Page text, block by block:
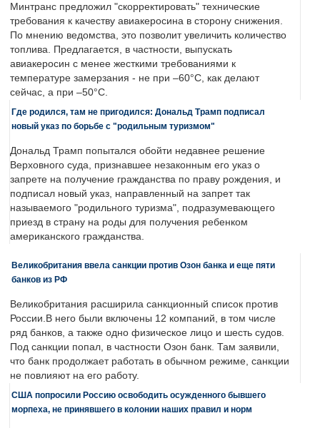
Минтранс предложил "скорректировать" технические
требования к качеству авиакеросина в сторону снижения.
По мнению ведомства, это позволит увеличить количество
топлива. Предлагается, в частности, выпускать
авиакеросин с менее жесткими требованиями к
температуре замерзания - не при –60°C, как делают
сейчас, а при –50°C.
Где родился, там не пригодился: Дональд Трамп подписал
новый указ по борьбе с "родильным туризмом"
Дональд Трамп попытался обойти недавнее решение
Верховного суда, признавшее незаконным его указ о
запрете на получение гражданства по праву рождения, и
подписал новый указ, направленный на запрет так
называемого "родильного туризма", подразумевающего
приезд в страну на роды для получения ребенком
американского гражданства.
Великобритания ввела санкции против Озон банка и еще пяти
банков из РФ
Великобритания расширила санкционный список против
России.В него были включены 12 компаний, в том числе
ряд банков, а также одно физическое лицо и шесть судов.
Под санкции попал, в частности Озон банк. Там заявили,
что банк продолжает работать в обычном режиме, санкции
не повлияют на его работу.
США попросили Россию освободить осужденного бывшего
морпеха, не принявшего в колонии наших правил и норм